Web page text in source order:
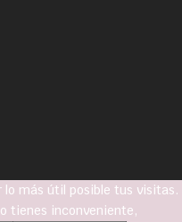
lo más útil posible tus visitas.
tienes inconveniente,